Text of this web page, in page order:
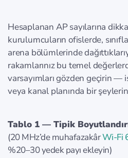
Hesaplanan AP sayılarına
kurulumcuların ofislerde,
arena bölümlerinde
rakamlarınız bu temel
varsayımları gözden geçirin —
veya kanal planında bir
Tablo 1 — Tipik
(20 MHz’de muhafazakârWi-Fi
%20–30 yedek payı ekleyin)